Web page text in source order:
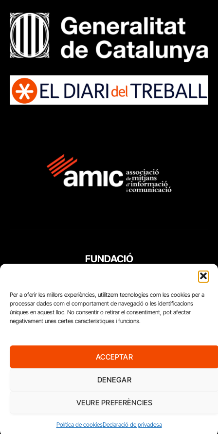
Per a oferir les millors experiències, utilitzem tecnologies com les cookies per a
processar dades com el comportament de navegació o les identificacions
úniques en aquest lloc. No consentir o retirar el consentiment, pot afectar
negativament unes certes característiques i funcions.
ACCEPTAR
DENEGAR
VEURE PREFERÈNCIES
Política de cookiesDeclaració de privadesa
FUNDACIÓ